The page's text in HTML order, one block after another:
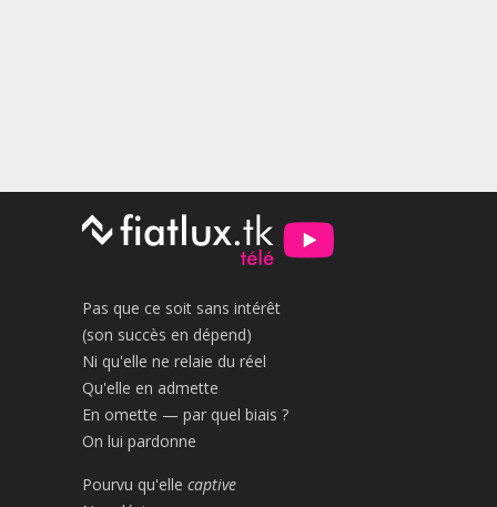
Pas que ce soit sans intérêt
(son succès en dépend)
Ni qu'elle ne relaie du réel
Qu'elle en admette
En omette — par quel biais ?
On lui pardonne
Pourvu qu'elle captive